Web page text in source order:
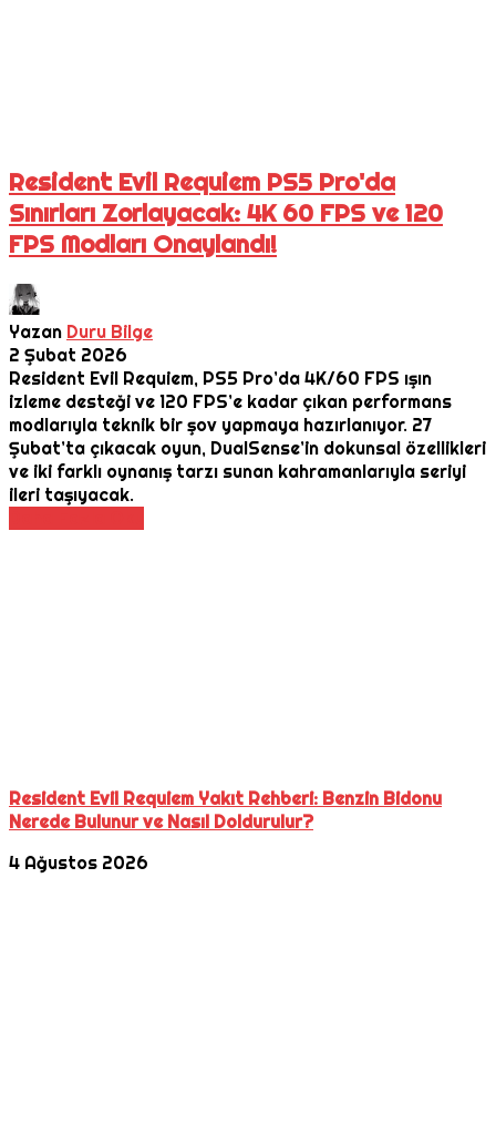
Resident Evil Requiem PS5 Pro'da
Sınırları Zorlayacak: 4K 60 FPS ve 120
FPS Modları Onaylandı!
Yazan Duru Bilge
2 Şubat 2026
Resident Evil Requiem, PS5 Pro’da 4K/60 FPS ışın
izleme desteği ve 120 FPS’e kadar çıkan performans
modlarıyla teknik bir şov yapmaya hazırlanıyor. 27
Şubat’ta çıkacak oyun, DualSense’in dokunsal özellikleri
ve iki farklı oynanış tarzı sunan kahramanlarıyla seriyi
ileri taşıyacak.
Resident Evil Requiem Yakıt Rehberi: Benzin Bidonu
Nerede Bulunur ve Nasıl Doldurulur?
4 Ağustos 2026